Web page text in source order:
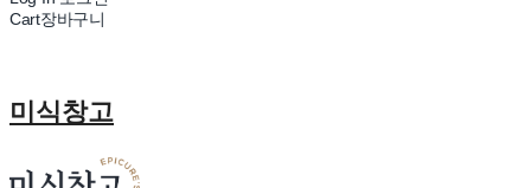
Cart장바구니
미식창고